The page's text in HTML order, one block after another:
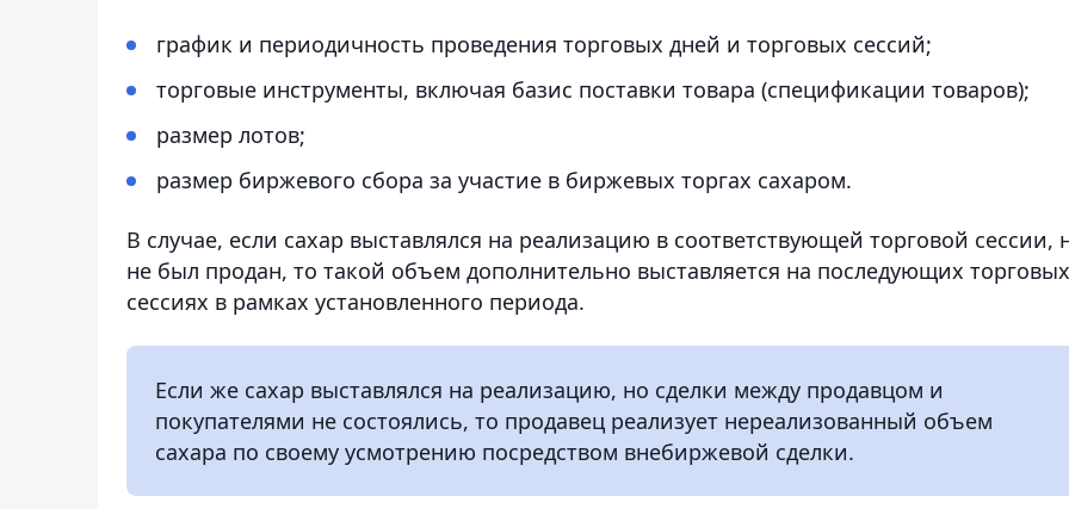
график и периодичность проведения торговых дней и торговых сессий;
торговые инструменты, включая базис поставки товара (спецификации товаров);
размер лотов;
размер биржевого сбора за участие в биржевых торгах сахаром.
В случае, если сахар выставлялся на реализацию в соответствующей торговой сессии,
не был продан, то такой объем дополнительно выставляется на последующих торговых
сессиях в рамках установленного периода.
Если же сахар выставлялся на реализацию, но сделки между продавцом и
покупателями не состоялись, то продавец реализует нереализованный объем
сахара по своему усмотрению посредством внебиржевой сделки.